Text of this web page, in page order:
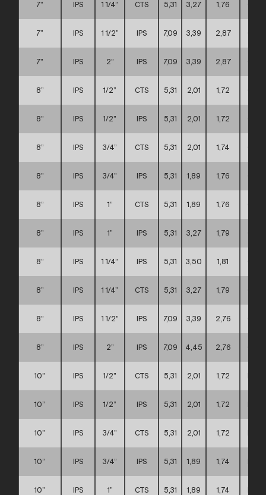
7” IPS 1 1/4” CTS 5,31 3,27 1,76
7” IPS 1 1/2” IPS 7,09 3,39 2,87 C
7” IPS 2” IPS 7,09 3,39 2,87
8” IPS 1/2” CTS 5,31 2,01 1,72 C
8” IPS 1/2” IPS 5,31 2,01 1,72
8” IPS 3/4” CTS 5,31 2,01 1,74 C
8” IPS 3/4” IPS 5,31 1,89 1,76
8” IPS 1” CTS 5,31 1,89 1,76 C
8” IPS 1” IPS 5,31 3,27 1,79
8” IPS 1 1/4” IPS 5,31 3,50 1,81 C
8” IPS 1 1/4” CTS 5,31 3,27 1,79
8” IPS 1 1/2” IPS 7,09 3,39 2,76 C
8” IPS 2” IPS 7,09 4,45 2,76
10” IPS 1/2” CTS 5,31 2,01 1,72
10” IPS 1/2” IPS 5,31 2,01 1,72
10” IPS 3/4” CTS 5,31 2,01 1,72
10” IPS 3/4” IPS 5,31 1,89 1,74
10” IPS 1” CTS 5,31 1,89 1,74